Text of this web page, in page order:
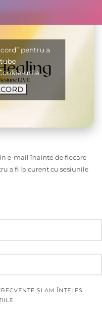
pentru a
urile
e-mail înainte de fiecare
a fi la curent cu sesiunile
ȘI AM ÎNȚELES